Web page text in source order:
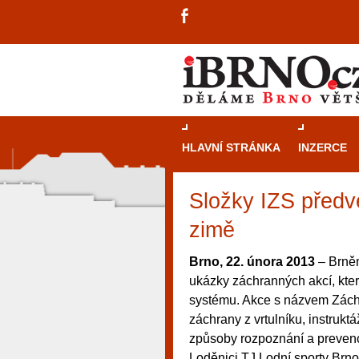
HLAVNÍ STRÁNKA INZERCE
Složky IZS
zimě
Brno, 22. února 2013 –
ukázky záchranných akcí,
systému. Akce s názvem
záchrany z vrtulníku,
způsoby rozpoznání a
návštěvníky, tak pro příležitostné